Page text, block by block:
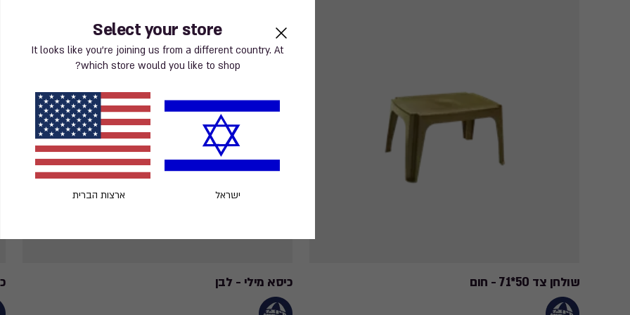
Select your store
It looks like you’re joining us from a different country. At
which store would you like to shop?
ישראל ארצות הברית
שולחן צד 50*71 - חום כיסא מילי - לבן